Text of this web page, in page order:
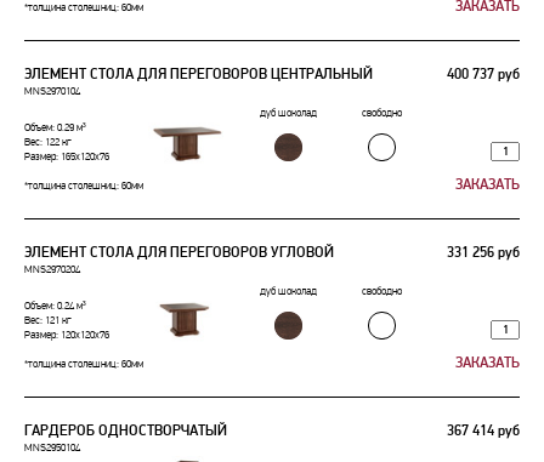
*толщина столешниц: 60мм
ЭЛЕМЕНТ СТОЛА ДЛЯ ПЕРЕГОВОРОВ ЦЕНТРАЛЬНЫЙ 400 737 руб
MNS2970104
дуб шоколад
свободно
Объем: 0.29 м³
Вес: 122 кг
Размер: 165x120x76
*толщина столешниц: 60мм
ЭЛЕМЕНТ СТОЛА ДЛЯ ПЕРЕГОВОРОВ УГЛОВОЙ 331 256 руб
MNS2970204
дуб шоколад
свободно
Объем: 0.24 м³
Вес: 121 кг
Размер: 120x120x76
*толщина столешниц: 60мм
ГАРДЕРОБ ОДНОСТВОРЧАТЫЙ 367 414 руб
MNS2950104